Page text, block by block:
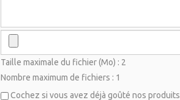
Taille maximale du fichier (Mo) : 2
Nombre maximum de fichiers : 1
Cochez si vous avez déjà goûté nos produits